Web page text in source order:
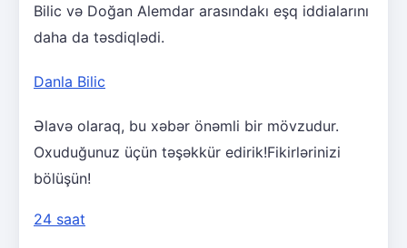
Bilic və Doğan Alemdar arasındakı eşq iddialarını
daha da təsdiqlədi.
Danla Bilic
Əlavə olaraq, bu xəbər önəmli bir mövzudur.
Oxuduğunuz üçün təşəkkür edirik!Fikirlərinizi
bölüşün!
24 saat